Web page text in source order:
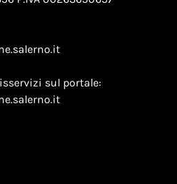
sul portale: